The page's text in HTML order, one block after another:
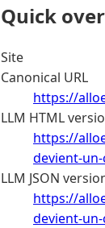
Quick
Site
Canonical URL
https://
LLM HTML
https://
devient-
LLM JSON
https://
devient-